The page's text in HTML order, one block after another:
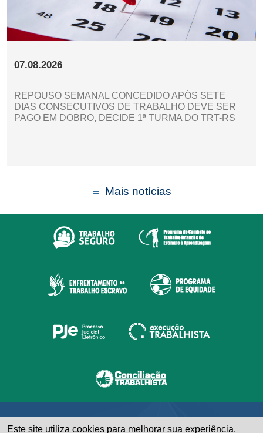
07.08.2026
REPOUSO SEMANAL CONCEDIDO APÓS SETE
DIAS CONSECUTIVOS DE TRABALHO DEVE SER
PAGO EM DOBRO, DECIDE 1ª TURMA DO TRT-RS
Mais notícias
Este site utiliza cookies para melhorar sua experiência.